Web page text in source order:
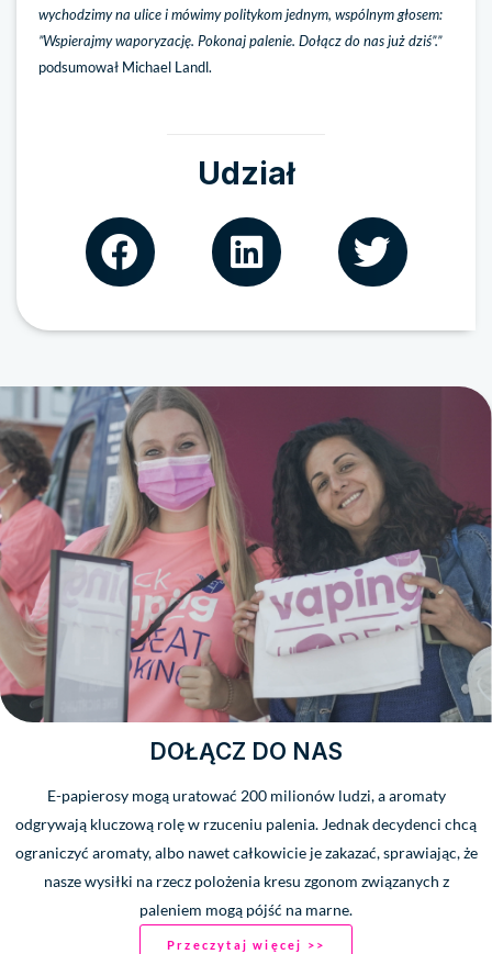
wychodzimy na ulice i mówimy politykom jednym, wspólnym głosem:
”Wspierajmy waporyzację. Pokonaj palenie. Dołącz do nas już dziś”.”
podsumował Michael Landl.
Udział
DOŁĄCZ DO NAS
E-papierosy mogą uratować 200 milionów ludzi, a aromaty
odgrywają kluczową rolę w rzuceniu palenia. Jednak decydenci chcą
ograniczyć aromaty, albo nawet całkowicie je zakazać, sprawiając, że
nasze wysiłki na rzecz polożenia kresu zgonom związanych z
paleniem mogą pójść na marne.
Przeczytaj więcej >>